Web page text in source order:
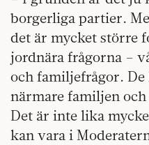
borgerliga partier.
det är mycket större
jordnära frågorna –
och familjefrågor.
närmare familjen
Det är inte lika
kan vara i